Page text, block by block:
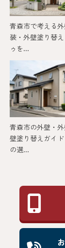
青森市で考える
装・外壁塗り替
ゥを...
青森市の外壁・
壁塗り替えガイ
の選...